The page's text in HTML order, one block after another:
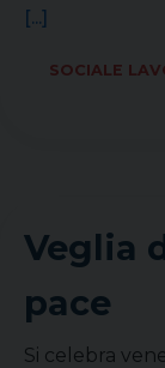
[...]
SOCIALE
Veglia
pace
Si celebra